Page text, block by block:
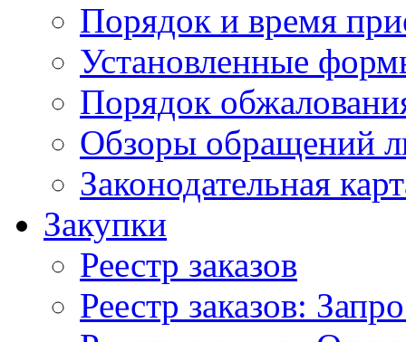
Порядок и время
Установленные
Порядок
Обзоры обращений
Законодательная
Закупки
Реестр заказов
Реестр заказов: